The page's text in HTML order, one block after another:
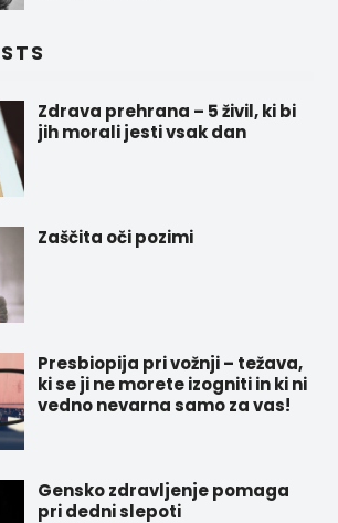
Zdrava prehrana – 5 živil, ki bi
jih morali jesti vsak dan
Zaščita oči pozimi
Presbiopija pri vožnji – težava,
ki se ji ne morete izogniti in ki ni
vedno nevarna samo za vas!
Gensko zdravljenje pomaga
pri dedni slepoti